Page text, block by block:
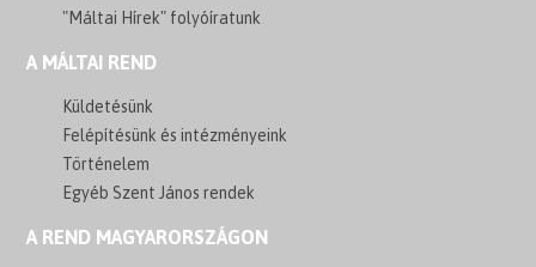
"Máltai Hírek" folyóíratunk
A MÁLTAI REND
Küldetésünk
Felépítésünk és intézményeink
Történelem
Egyéb Szent János rendek
A REND MAGYARORSZÁGON